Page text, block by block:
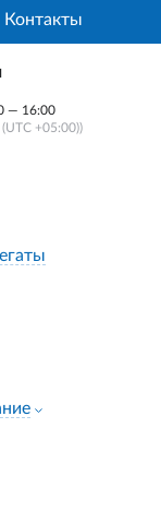
Контакты
— 16:00
+05:00))